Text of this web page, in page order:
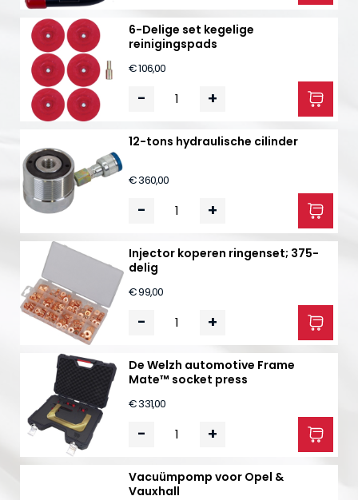
6-Delige set kegelige
reinigingspads
€ 106,00
- +
12-tons hydraulische cilinder
€ 360,00
- +
Injector koperen ringenset; 375-
delig
€ 99,00
- +
De Welzh automotive Frame
Mate™ socket press
€ 331,00
- +
Vacuümpomp voor Opel &
Vauxhall